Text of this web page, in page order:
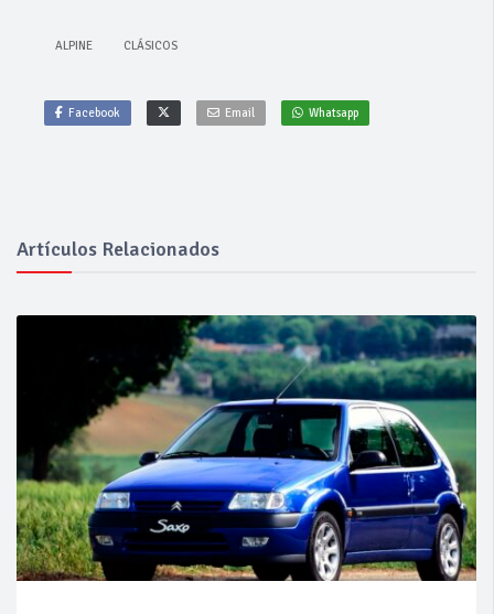
ALPINE CLÁSICOS
Facebook Email Whatsapp
Artículos Relacionados